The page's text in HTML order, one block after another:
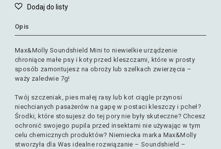
Opis
Max&Molly Soundshield Mini to niewielkie urządzenie
chroniące małe psy i koty przed kleszczami, które w prosty
sposób zamontujesz na obroży lub szelkach zwierzęcia –
waży zaledwie 7g!
Twój szczeniak, pies małej rasy lub kot ciągle przynosi
niechcianych pasażerów na gapę w postaci kleszczy i pcheł?
Środki, które stosujesz do tej pory nie były skuteczne? Chcesz
ochronić swojego pupila przed insektami nie używając w tym
celu chemicznych produktów? Niemiecka marka Max&Molly
stworzyła dla Was idealne rozwiązanie – Soundshield –